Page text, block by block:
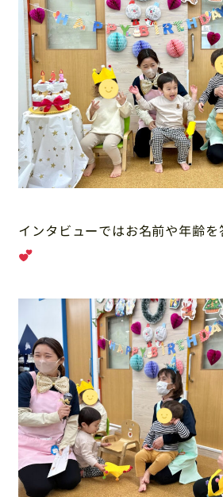
インタビューではお名前や年齢